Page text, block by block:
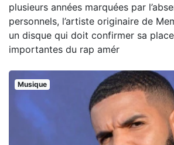
plusieurs années marquées par
personnels, l’artiste originaire de
un disque qui doit confirmer sa
importantes du rap amér
Musique